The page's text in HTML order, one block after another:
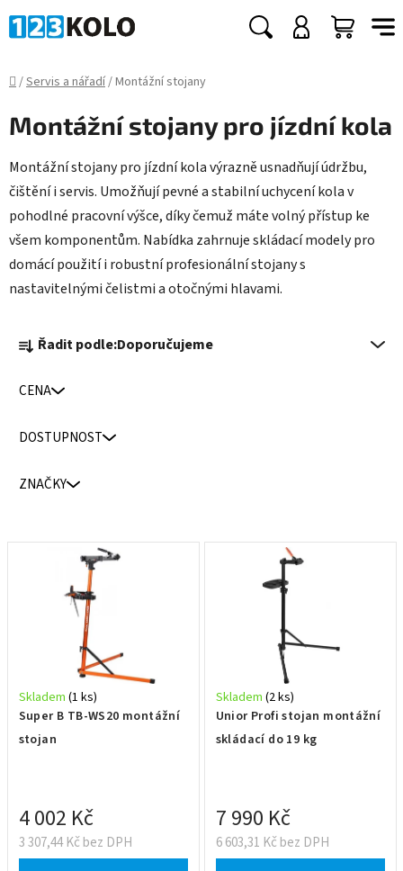
na
Hledat
Domů
/Servis a nářadí/Montážní stojany
Montážní stojany pro jízdní kola
Montážní stojany pro jízdní kola výrazně usnadňují údržbu,
čištění i servis. Umožňují pevné a stabilní uchycení kola v
pohodlné pracovní výšce, díky čemuž máte volný přístup ke
všem komponentům. Nabídka zahrnuje skládací modely pro
domácí použití i robustní profesionální stojany s
nastavitelnými čelistmi a otočnými hlavami.
a
e
n
d
Řadit podle:Doporučujeme
CENA
DOSTUPNOST
ZNAČKY
o
d
ů
Super B TB-WS20 montážní
stojan
Skladem (1 ks)
3 307,44 Kč bez DPH
4 002 Kč
Unior Profi stojan montážní
skládací do 19 kg
Skladem (2 ks)
6 603,31 Kč bez DPH
7 990 Kč